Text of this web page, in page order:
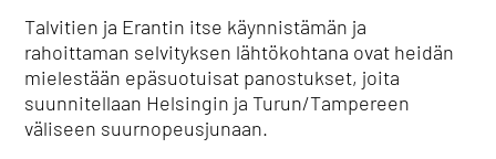
Talvitien ja Erantin itse käynnistämän ja
rahoittaman selvityksen lähtökohtana ovat heidän
mielestään epäsuotuisat panostukset, joita
suunnitellaan Helsingin ja Turun/Tampereen
väliseen suurnopeusjunaan.